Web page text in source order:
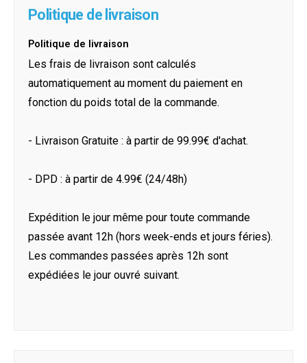
Politique de livraison
Politique de livraison
Les frais de livraison sont calculés
automatiquement au moment du paiement en
fonction du poids total de la commande.
- Livraison Gratuite : à partir de 99.99€ d'achat.
- DPD : à partir de 4.99€ (24/48h)
Expédition le jour même pour toute commande
passée avant 12h (hors week-ends et jours féries).
Les commandes passées après 12h sont
expédiées le jour ouvré suivant.